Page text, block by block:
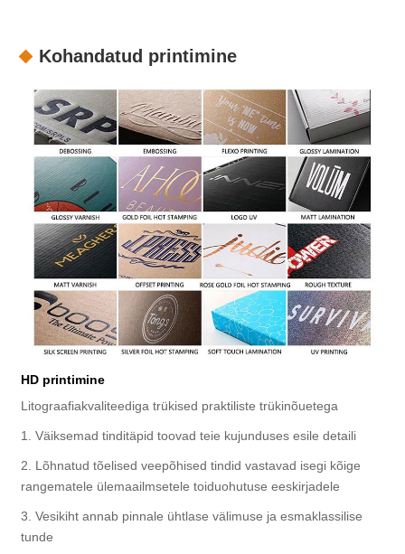
Kohandatud printimine
HD printimine
Litograafiakvaliteediga trükised praktiliste trükinõuetega
1. Väiksemad tinditäpid toovad teie kujunduses esile detaili
2. Lõhnatud tõelised veepõhised tindid vastavad isegi kõige
rangematele ülemaailmsetele toiduohutuse eeskirjadele
3. Vesikiht annab pinnale ühtlase välimuse ja esmaklassilise
tunde